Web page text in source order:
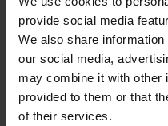
provide social media
We also share
our social media,
may combine it with other
provided to them or that
of their services.
LUCIDE
Cintra 48cm taklampa
999 kr
Rek. 3 919 kr